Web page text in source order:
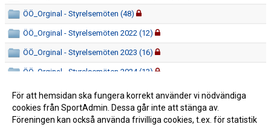
ÖÖ_Orginal - Styrelsemöten (48)
ÖÖ_Orginal - Styrelsemöten 2022 (12)
ÖÖ_Orginal - Styrelsemöten 2023 (16)
ÖÖ_Orginal - Styrelsemöten 2024 (13)
ÖÖ_Orginal - Styrelsen (39)
ÖÖ_Orginal - Verksamhetsplan (6)
För att hemsidan ska fungera korrekt använder vi nödvändiga
cookies från SportAdmin. Dessa går inte att stänga av.
Föreningen kan också använda frivilliga cookies, t.ex. för statistik